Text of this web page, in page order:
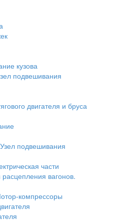
кузова
подвешивания
двигателя и бруса
подвешивания
части
вагонов.
компрессоры